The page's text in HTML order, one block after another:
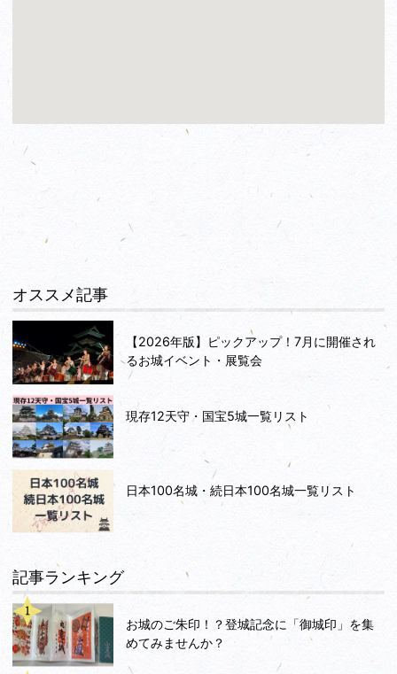
オススメ記事
【2026年版】ピックアップ！7月に開催され
るお城イベント・展覧会
現存12天守・国宝5城一覧リスト
日本100名城・続日本100名城一覧リスト
記事ランキング
お城のご朱印！？登城記念に「御城印」を集
めてみませんか？